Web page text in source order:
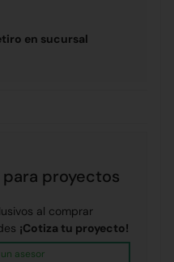
en sucursal
proyectos
al comprar
¡Cotiza tu proyecto!
asesor